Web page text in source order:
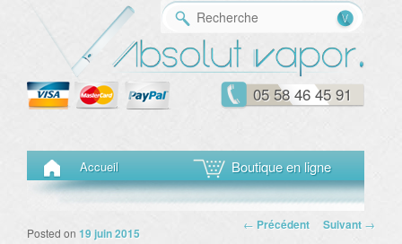
05 58 46 45 91
Menu principal
Aller au contenu principal
Aller au contenu secondaire
Accueil Boutique en ligne
Navigation des
← Précédent Suivant →
Posted on 19 juin 2015